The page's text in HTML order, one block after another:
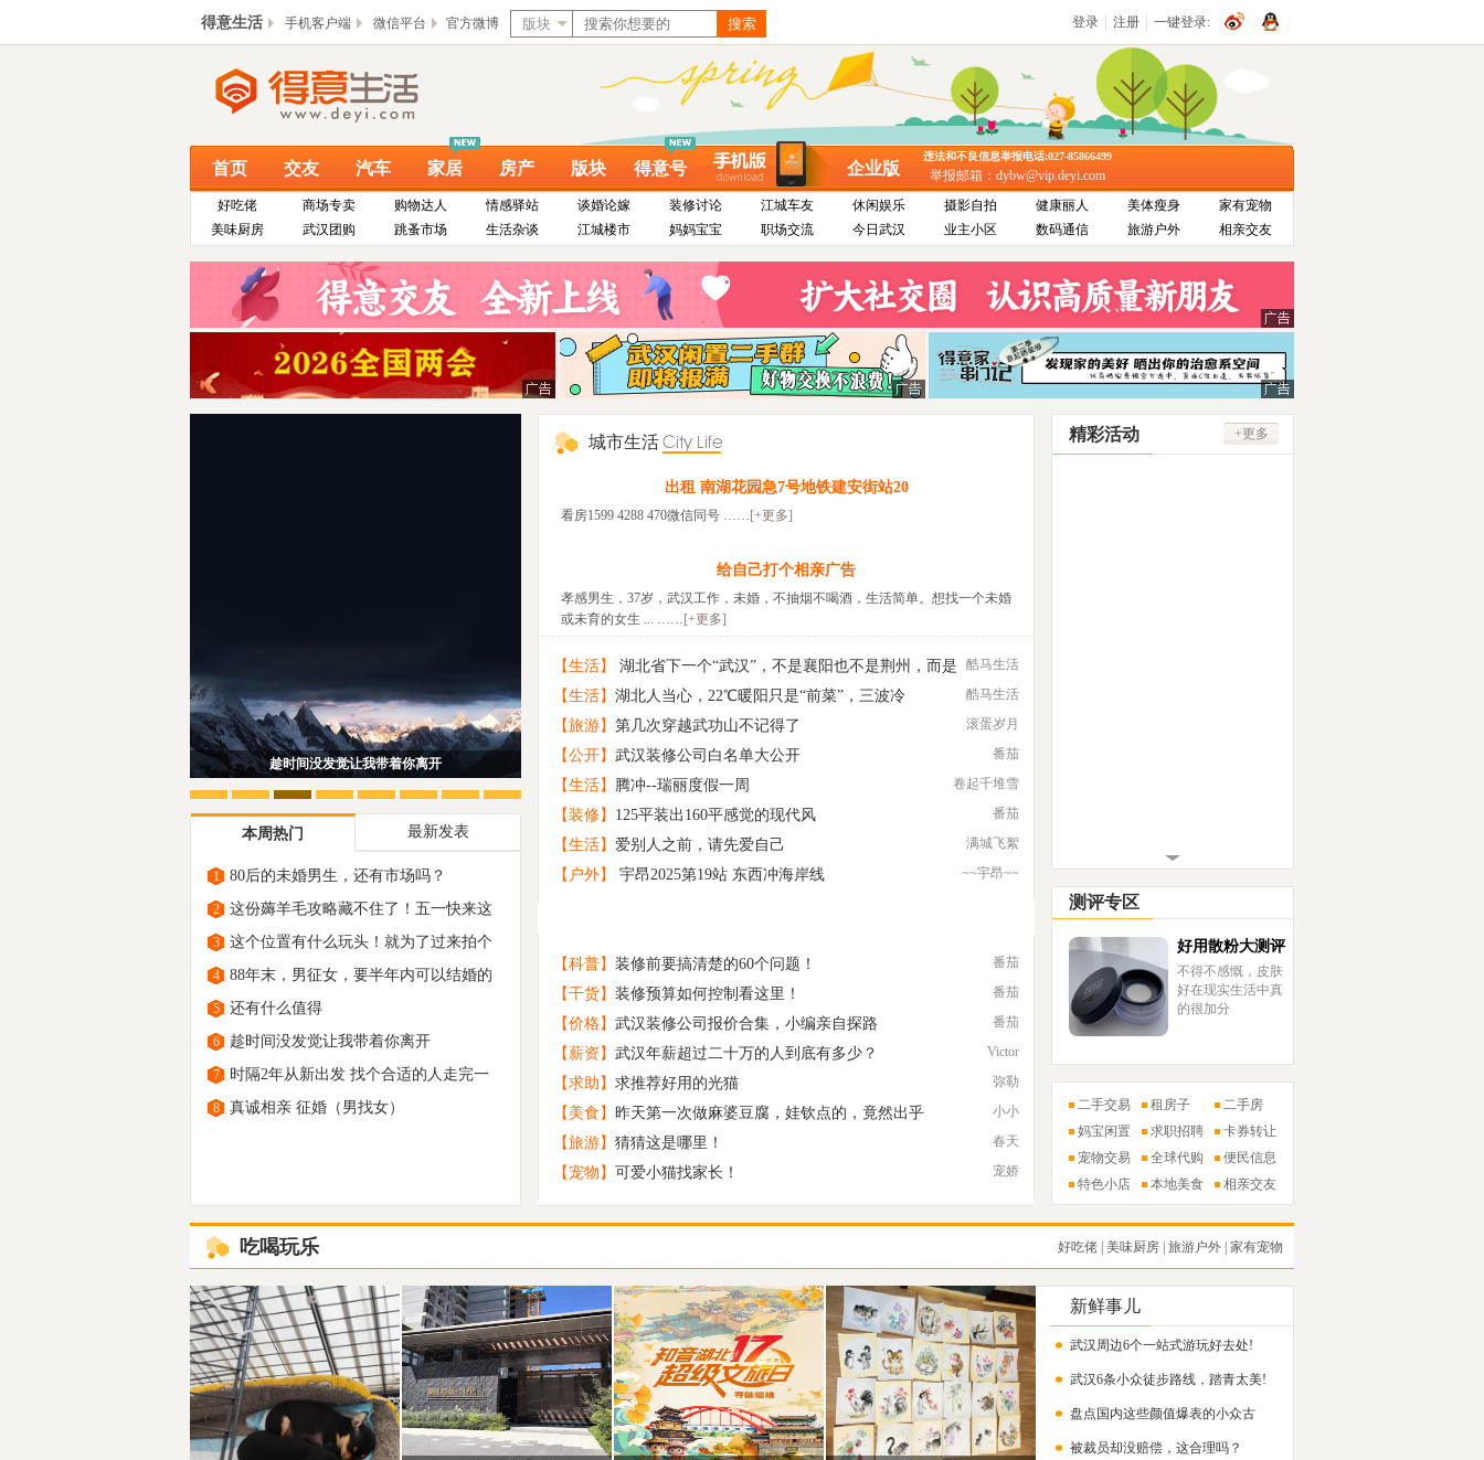
得意生活 手机客户端 微信平台 官方微博 版块 搜索 登录 | 注册 | 一键登录:
首页 交友 汽车 家居 房产 版块 得意号 企业版
违法和不良信息举报电话:027-85866499
举报邮箱：dybw@vip.deyi.com
好吃佬
商场专卖 购物达人 情感驿站 谈婚论嫁 装修讨论 江城车友 休闲娱乐 摄影自拍 健康丽人 美体瘦身
家有宠物
美味厨房
武汉团购 跳蚤市场 生活杂谈 江城楼市 妈妈宝宝 职场交流 今日武汉 业主小区 数码通信 旅游户外 相亲交友
趁时间没发觉让我带着你离开
本周热门 最新发表
1 80后的未婚男生，还有市场吗？
2
这份薅羊毛攻略藏不住了！五一快来这
里“原
3 这个位置有什么玩头！就为了过来拍个
4 88年末，男征女，要半年内可以结婚的
5 还有什么值得
6 趁时间没发觉让我带着你离开
7 时隔2年从新出发 找个合适的人走完一
8 真诚相亲 征婚（男找女）
给自己打个相亲广告
找旅游搭子
原创 禅虚梦
校园恋爱出真爱 再加个初恋就是王炸
原创 浓碧禅堂
原创 深山小寺
趁时间没发觉让我带着你离开
城市生活
出租 南湖花园急7号地铁建安街站20
看房1599 4288 470微信同号 …… [+更多]
给自己打个相亲广告
孝感男生，37岁，武汉工作，未婚，不抽烟不喝酒，生活简单。想找一个未婚
或未育的女生 ... …… [+更多]
酷马生活
【生活】
湖北省下一个“武汉”，不是襄阳也不是荆州，而是
这座低调的城市
酷马生活
【生活】 湖北人当心，22℃暖阳只是“前菜”，三波冷
滚蛋岁月
【旅游】 第几次穿越武功山不记得了
番茄
【公开】 武汉装修公司白名单大公开
卷起千堆雪
【生活】 腾冲--瑞丽度假一周
番茄
【装修】 125平装出160平感觉的现代风
满城飞絮
【生活】 爱别人之前，请先爱自己
~~宇昂~~
【户外】 宇昂2025第19站 东西冲海岸线
番茄
【科普】 装修前要搞清楚的60个问题！
番茄
【干货】 装修预算如何控制看这里！
番茄
【价格】 武汉装修公司报价合集，小编亲自探路
Victor
【薪资】 武汉年薪超过二十万的人到底有多少？
弥勒
【求助】 求推荐好用的光猫
小小
【美食】 昨天第一次做麻婆豆腐，娃钦点的，竟然出乎
春天
【旅游】 猜猜这是哪里！
宠娇
【宠物】 可爱小猫找家长！
精彩活动 +更多
测评专区
好用散粉大测评
不得不感慨，皮肤
好在现实生活中真
的很加分
二手交易 租房子
二手房
妈宝闲置
求职招聘
卡券转让
宠物交易
全球代购
便民信息
特色小店
本地美食 相亲交友
吃喝玩乐 好吃佬 美味厨房 旅游户外 家有宠物
新鲜事儿
武汉周边6个一站式游玩好去处!
武汉6条小众徒步路线，踏青太美!
盘点国内这些颜值爆表的小众古
镇！被裁员却没赔偿，这合理吗？